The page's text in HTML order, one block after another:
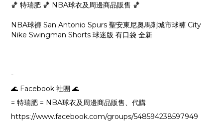
🏀 特瑞肥 🏀 NBA球衣及周邊商品販售 🏀
NBA球褲 San Antonio Spurs 聖安東尼奧馬刺城市球褲 City
Nike Swingman Shorts 球迷版 有口袋 全新
-
🌊 Facebook 社團 🌊
= 特瑞肥 = NBA球衣及周邊商品販售、代購
https://www.facebook.com/groups/548594238597949